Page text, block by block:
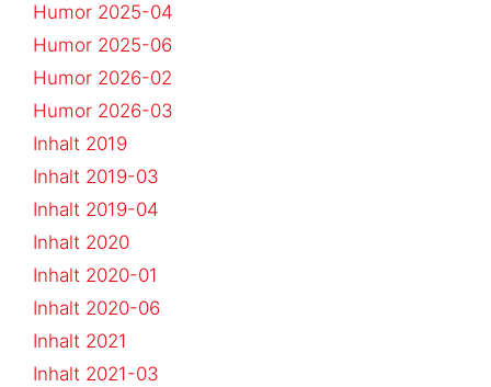
Humor 2025-04
Humor 2025-06
Humor 2026-02
Humor 2026-03
Inhalt 2019
Inhalt 2019-03
Inhalt 2019-04
Inhalt 2020
Inhalt 2020-01
Inhalt 2020-06
Inhalt 2021
Inhalt 2021-03